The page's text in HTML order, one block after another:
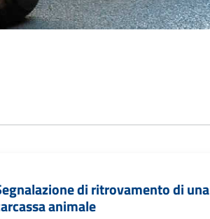
di ritrovamento di una
animale